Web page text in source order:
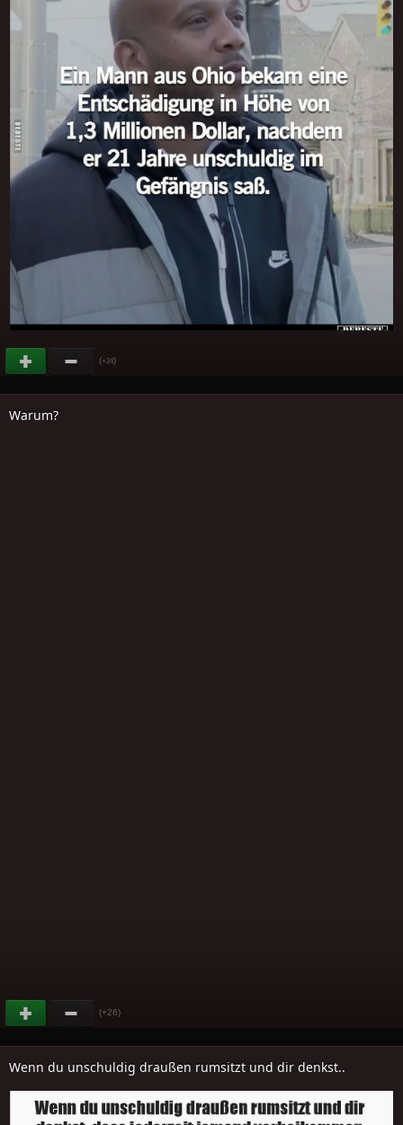
(+24)
Warum?
(+26)
Wenn du unschuldig draußen rumsitzt und dir denkst..